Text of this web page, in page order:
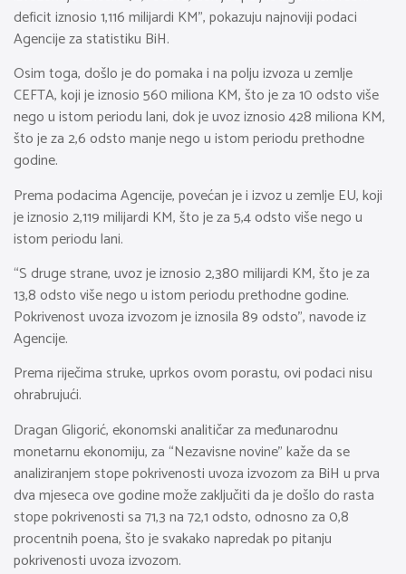
deficit iznosio 1,116 milijardi KM”, pokazuju najnoviji podaci
Agencije za statistiku BiH.
Osim toga, došlo je do pomaka i na polju izvoza u zemlje
CEFTA, koji je iznosio 560 miliona KM, što je za 10 odsto više
nego u istom periodu lani, dok je uvoz iznosio 428 miliona KM,
što je za 2,6 odsto manje nego u istom periodu prethodne
godine.
Prema podacima Agencije, povećan je i izvoz u zemlje EU, koji
je iznosio 2,119 milijardi KM, što je za 5,4 odsto više nego u
istom periodu lani.
“S druge strane, uvoz je iznosio 2,380 milijardi KM, što je za
13,8 odsto više nego u istom periodu prethodne godine.
Pokrivenost uvoza izvozom je iznosila 89 odsto”, navode iz
Agencije.
Prema riječima struke, uprkos ovom porastu, ovi podaci nisu
ohrabrujući.
Dragan Gligorić, ekonomski analitičar za međunarodnu
monetarnu ekonomiju, za “Nezavisne novine” kaže da se
analiziranjem stope pokrivenosti uvoza izvozom za BiH u prva
dva mjeseca ove godine može zaključiti da je došlo do rasta
stope pokrivenosti sa 71,3 na 72,1 odsto, odnosno za 0,8
procentnih poena, što je svakako napredak po pitanju
pokrivenosti uvoza izvozom.